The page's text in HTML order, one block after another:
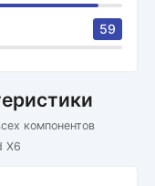
59
компонентов
X6